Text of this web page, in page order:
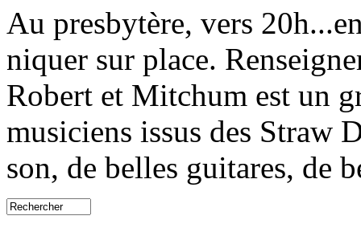
Au presbytère, vers
niquer sur place.
Robert et Mitchum est un
musiciens issus des Straw
son, de belles guitares, de